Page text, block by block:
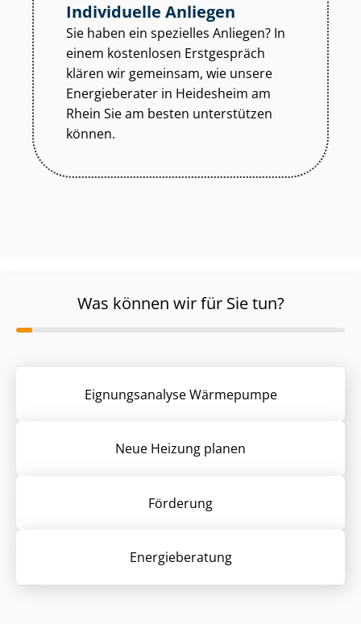
Individuelle Anliegen
Sie haben ein spezielles Anliegen? In
einem kostenlosen Erstgespräch
klären wir gemeinsam, wie unsere
Energieberater in Heidesheim am
Rhein Sie am besten unterstützen
können.
Was können wir für Sie tun?
Eignungsanalyse Wärmepumpe
Neue Heizung planen
Förderung
Energieberatung